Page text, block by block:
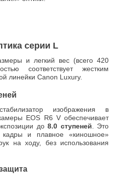
серии L
и легкий вес (всего 420
соответствует жестким
линейки Canon Luxury.
изображения в
EOS R6 V обеспечивает
до 8.0 ступеней . Это
кадры и плавное «киношное»
на ходу, без использования